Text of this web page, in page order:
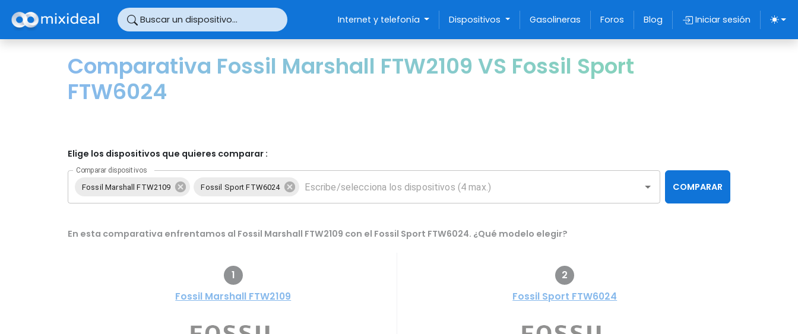
Buscar un dispositivo... Internet y telefonía Dispositivos Gasolineras Foros Blog Iniciar sesión
Comparativa Fossil Marshall FTW2109 VS Fossil Sport
FTW6024
Elige los dispositivos que quieres comparar :
Comparar dispositivos
Fossil Marshall FTW2109 Fossil Sport FTW6024 COMPARAR
En esta comparativa enfrentamos al Fossil Marshall FTW2109 con el Fossil Sport FTW6024. ¿Qué modelo elegir?
1
Fossil Marshall FTW2109
2
Fossil Sport FTW6024